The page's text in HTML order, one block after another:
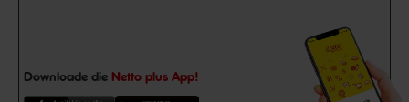
Downloade die Netto plus App!